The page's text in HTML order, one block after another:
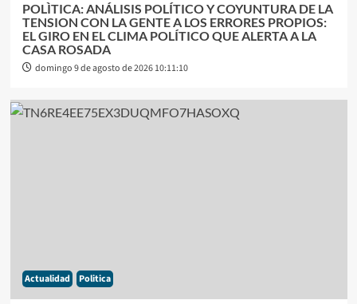
POLÌTICA: ANÁLISIS POLÍTICO Y COYUNTURA DE LA
TENSION CON LA GENTE A LOS ERRORES PROPIOS:
EL GIRO EN EL CLIMA POLÍTICO QUE ALERTA A LA
CASA ROSADA
domingo 9 de agosto de 2026 10:11:10
Actualidad Politica